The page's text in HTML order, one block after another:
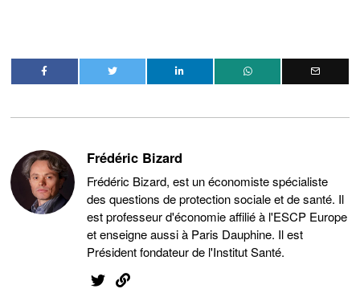
Frédéric Bizard
Frédéric Bizard, est un économiste spécialiste
des questions de protection sociale et de santé. Il
est professeur d'économie affilié à l'ESCP Europe
et enseigne aussi à Paris Dauphine. Il est
Président fondateur de l'Institut Santé.